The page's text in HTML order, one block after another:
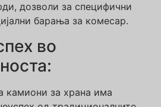
дозволи за специфични
барања за комесар.
во
камиони за храна има